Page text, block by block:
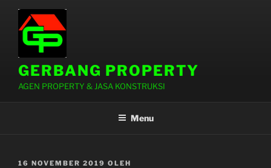
Lompat
konten
GERBANG PROPERTY
AGEN PROPERTY & JASA KONSTRUKSI
Menu
DIPOSKAN
16 NOVEMBER 2019 OLEH